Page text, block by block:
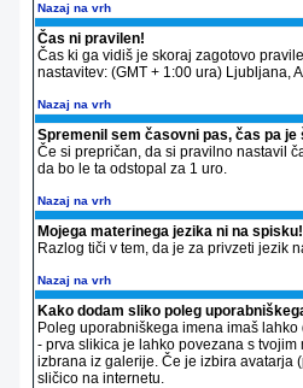
Nazaj na vrh
Čas ni pravilen!
Čas ki ga vidiš je skoraj zagotovo
nastavitev: (GMT + 1:00 ura) Ljubljana,
Nazaj na vrh
Spremenil sem časovni pas, čas pa je
Če si prepričan, da si pravilno nastavil
da bo le ta odstopal za 1 uro.
Nazaj na vrh
Mojega materinega jezika ni na spisku!
Razlog tiči v tem, da je za privzeti jezik
Nazaj na vrh
Kako dodam sliko poleg
Poleg uporabniškega imena imaš lahko
- prva slikica je lahko povezana s
izbrana iz galerije. Če je izbira avatarja
sličico na internetu.